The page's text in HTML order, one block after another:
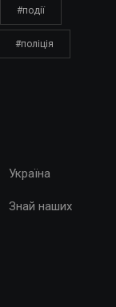
#події
#поліція
Україна
Знай наших